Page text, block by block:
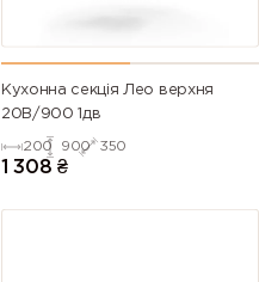
Кухонна секція Лео верхня
20В/900 1дв
200 900 350
1 308 ₴